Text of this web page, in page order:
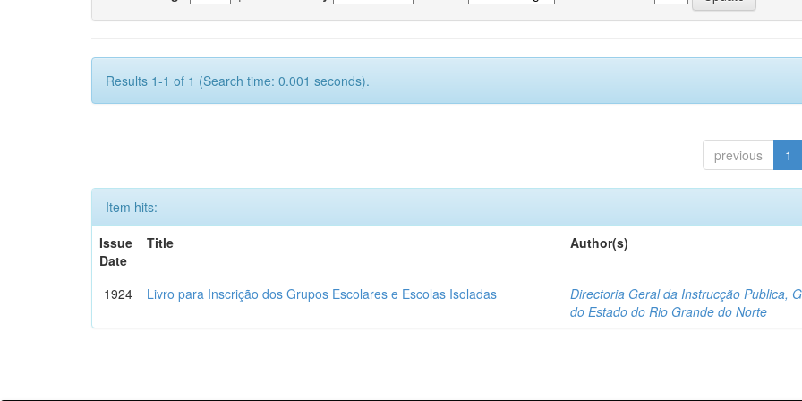
Results 1-1 of 1 (Search time: 0.001 seconds).
previous 1
Item hits:
Issue
Date
Title Author(s)
1924 Livro para Inscrição dos Grupos Escolares e Escolas Isoladas
Directoria Geral da Instrucção Publica,
do Estado do Rio Grande do Norte